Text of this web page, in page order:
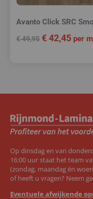
Avanto Click SRC
€49,95 €42,45 per
Op dinsdag en van
16:00 uur staat het team
(zondag, maandag én
of heeft u vragen? Neem
Eventuele afwijkende